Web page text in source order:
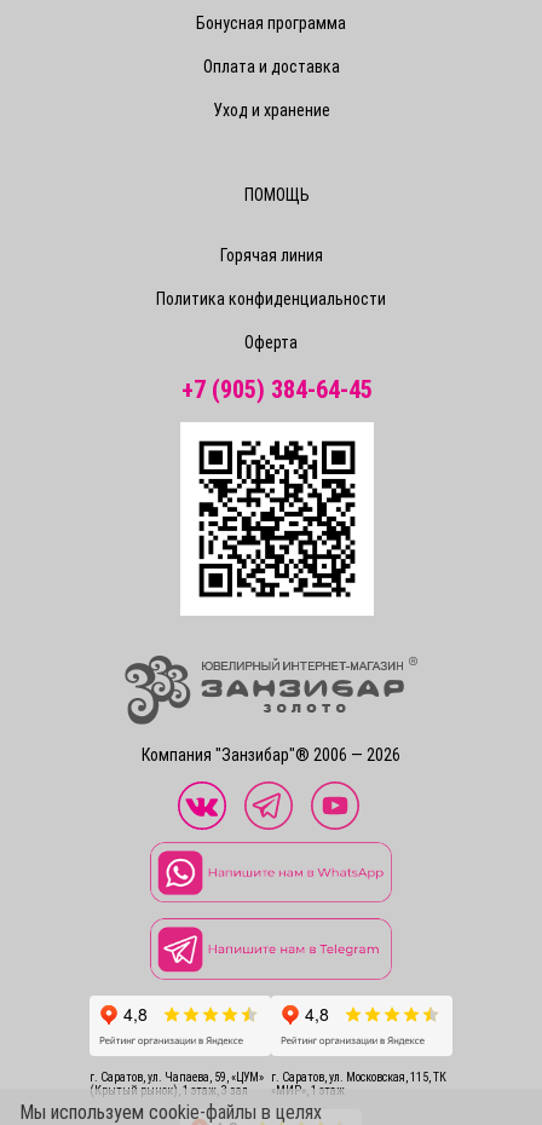
Компания "Занзибар"® 2006 — 2026
Бонусная программа
Оплата и доставка
Уход и хранение
ПОМОЩЬ
Горячая линия
Политика конфиденциальности
Оферта
+7 (905) 384-64-45
г. Саратов, ул. Чапаева, 59, «ЦУМ»
(Крытый рынок), 1 этаж, 3 зал
г. Саратов, ул. Московская, 115, ТК
«МИР», 1 этаж
Мы используем cookie-файлы в целях